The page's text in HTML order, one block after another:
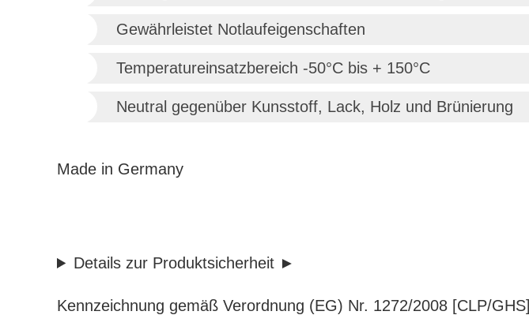
Gewährleistet Notlaufeigenschaften
Temperatureinsatzbereich -50°C bis + 150°C
Neutral gegenüber Kunsstoff, Lack, Holz und Brünierung
Made in Germany
Details zur Produktsicherheit
Kennzeichnung gemäß Verordnung (EG) Nr. 1272/2008 [CLP/GHS]